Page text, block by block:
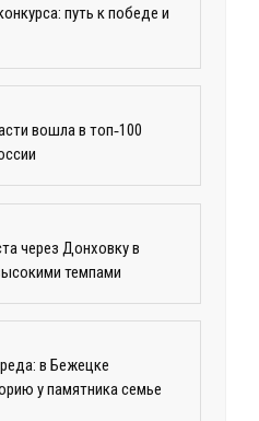
путь к победе и
вошла в топ‑100
через Донховку в
темпами
в Бежецке
у памятника семье